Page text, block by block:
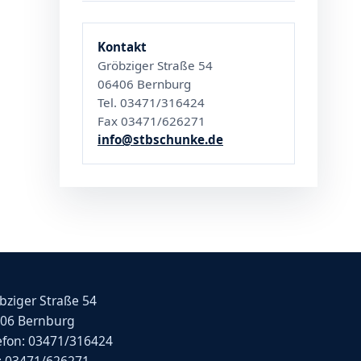
Kontakt
Gröbziger Straße 54
06406 Bernburg
Tel. 03471/316424
Fax 03471/626271
info@stbschunke.de
Straße 54
Bernburg
03471/316424